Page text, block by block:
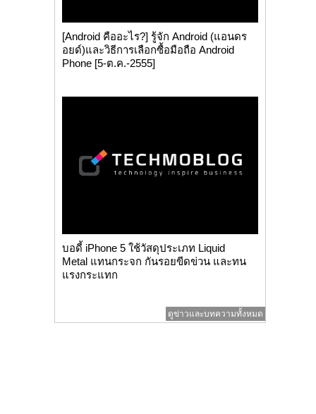
[Android คืออะไร?] รู้จัก Android (แอนดร
อยด์)และวิธีการเลือกซื้อมือถือ Android
Phone [5-ต.ค.-2555]
บอดี้ iPhone 5 ใช้วัสดุประเภท Liquid
Metal แทนกระจก กันรอยขีดข่วน และทน
แรงกระแทก
ดูข่าวและบทความทั้งหมด